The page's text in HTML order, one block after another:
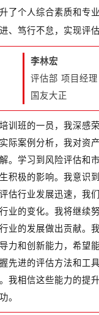
了个人综合素质和专
、笃行不怠，实现评估
李林宏
评估部 项目经理
国友大正
训班的一员，我深感
际案例分析，我对资
。学习到风险评估和
积极的影响。我意识
估行业发展迅速，我
业的变化。我将继续
业的发展做出贡献。
力和创新能力，希望
先进的评估方法和工
我相信这些能力的提
。